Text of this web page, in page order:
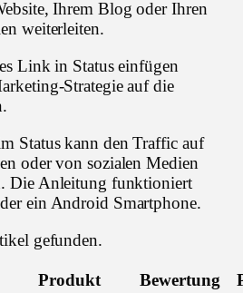
Ihrem Blog oder Ihren
weiterleiten.
Link in Status einfügen
Strategie auf die
Status kann den Traffic auf
oder von sozialen Medien
Die Anleitung funktioniert
ein Android Smartphone.
gefunden.
Produkt Bewertung